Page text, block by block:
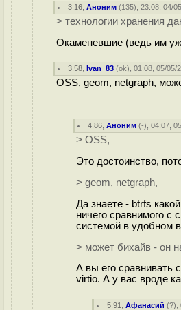
3.16 ,Аноним (135), 23:08, 04/
> технологии хранения
Окаменевшие (ведь им
3.58 ,Ivan_83 (ok), 01:08, 05/05/
OSS, geom, netgraph,
4.86 ,Аноним (-), 04:07,
> OSS,
Это достоинство,
> geom, netgraph,
Да знаете - btrfs
ничего сравнимого с
системой в удобном
> может бихайв - он
А вы его сравнивать
virtio. А у вас вроде
5.91 ,Афанасий (?),